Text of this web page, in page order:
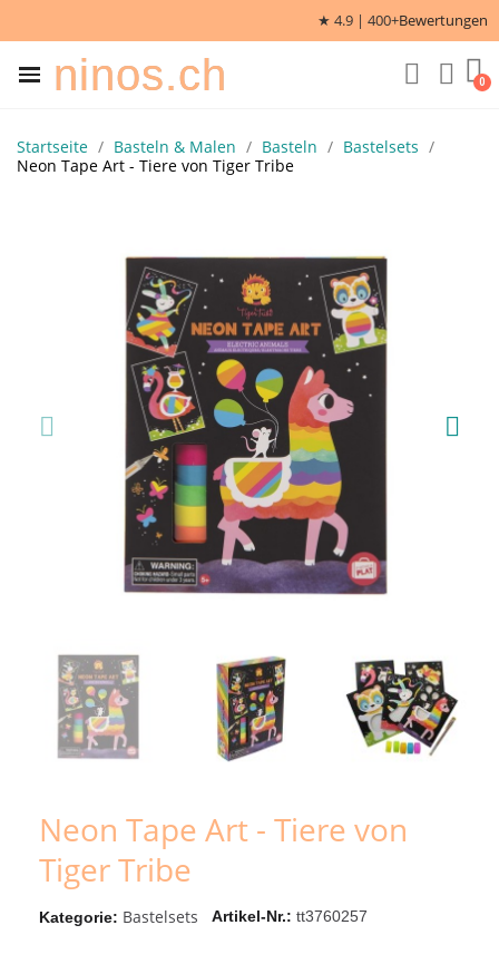
★ 4.9 | 400+Bewertungen
ninos.ch
Startseite Basteln & Malen Basteln
Bastelsets
Neon Tape Art - Tiere von Tiger Tribe
Neon Tape Art - Tiere von
Tiger Tribe
Kategorie Bastelsets Artikel-Nr. tt3760257